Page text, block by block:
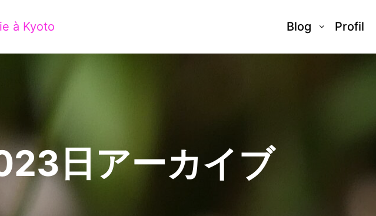
à Kyoto Blog Profil
日アーカイブ